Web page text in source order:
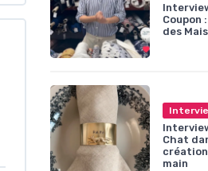
Coupon
des
Chat
main